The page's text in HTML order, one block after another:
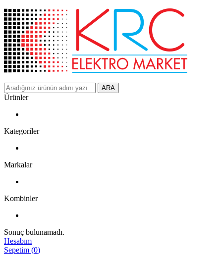
ARA
Ürünler
Kategoriler
Markalar
Kombinler
Sonuç bulunamadı.
Hesabım
Sepetim (0)